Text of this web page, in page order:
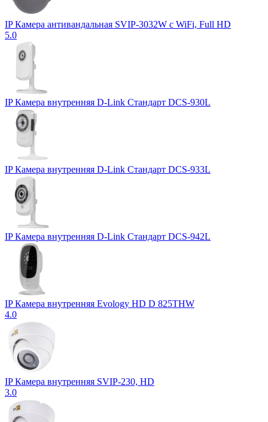
IP Камера антивандальная SVIP-3032W с WiFi, Full HD
5.0
IP Камера внутренняя D-Link Стандарт DCS-930L
IP Камера внутренняя D-Link Стандарт DCS-933L
IP Камера внутренняя D-Link Стандарт DCS-942L
IP Камера внутренняя Evology HD D 825THW
4.0
IP Камера внутренняя SVIP-230, HD
3.0